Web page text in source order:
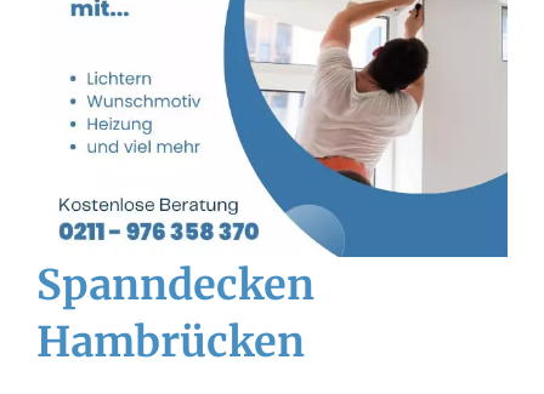
Spanndecken
Hambrücken